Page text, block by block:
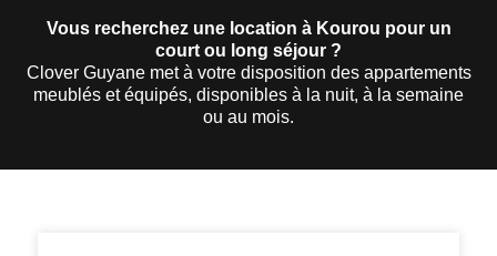
Vous recherchez une location à Kourou pour un
court ou long séjour ?
Clover Guyane met à votre disposition des appartements
meublés et équipés, disponibles à la nuit, à la semaine
ou au mois.